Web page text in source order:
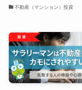
不動産（マンション）投資